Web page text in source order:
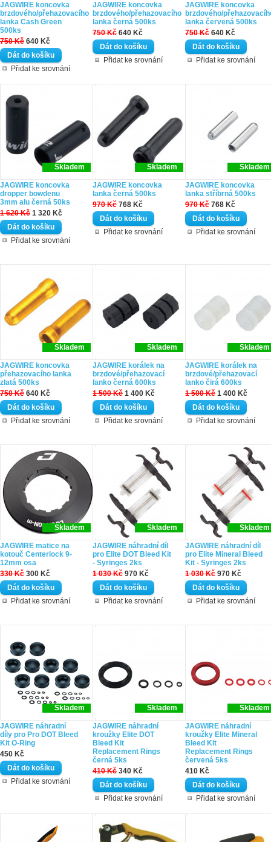
JAGWIRE koncovka
brzdového/přehazovacího
lanka Cash Green
500ks
750 Kč 640 Kč
Přidat ke srovnání
JAGWIRE koncovka
brzdového/přehazovacího
lanka černá 500ks
750 Kč 640 Kč
Přidat ke srovnání
JAGWIRE koncovka
brzdového/
lanka červená 500ks
750 Kč 640 Kč
Přidat ke srovnání
Skladem
JAGWIRE koncovka
dropper bowdenu
3mm alu černá 50ks
1 620 Kč 1 320 Kč
Přidat ke srovnání
Skladem
JAGWIRE koncovka
lanka černá 500ks
970 Kč 768 Kč
Přidat ke srovnání
Skladem
JAGWIRE koncovka
lanka stříbrná 500ks
970 Kč 768 Kč
Přidat ke srovnání
Skladem
JAGWIRE koncovka
přehazovacího lanka
zlatá 500ks
750 Kč 640 Kč
Přidat ke srovnání
Skladem
JAGWIRE korálek na
brzdové/přehazovací
lanko černá 600ks
1 500 Kč 1 400 Kč
Přidat ke srovnání
Skladem
JAGWIRE korálek na
brzdové/přehazovací
lanko čirá 600ks
1 500 Kč 1 400 Kč
Přidat ke srovnání
Skladem
JAGWIRE matice na
kotouč Centerlock 9-
12mm osa
330 Kč 300 Kč
Přidat ke srovnání
Skladem
JAGWIRE náhradní díl
pro Elite DOT Bleed Kit
- Syringes 2ks
1 030 Kč 970 Kč
Přidat ke srovnání
Skladem
JAGWIRE náhradní díl
pro Elite Mineral Bleed
Kit - Syringes 2ks
1 030 Kč 970 Kč
Přidat ke srovnání
Skladem
JAGWIRE náhradní
díly pro Pro DOT Bleed
Kit O-Ring
450 Kč
Přidat ke srovnání
Skladem
JAGWIRE náhradní
kroužky Elite DOT
Bleed Kit
Replacement Rings
černá 5ks
410 Kč 340 Kč
Přidat ke srovnání
Skladem
JAGWIRE náhradní
kroužky Elite Mineral
Bleed Kit
Replacement Rings
červená 5ks
410 Kč
Přidat ke srovnání